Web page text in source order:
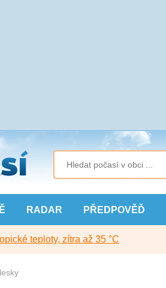
RADAR PŘEDPOVĚĎ
teploty, zítra až 35 °C